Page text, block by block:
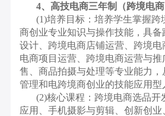
4、高技电商三年制（跨境电商
(1)培养目标：培养学生掌握跨
商创业专业知识与操作技能，具备
设计、跨境电商店铺运营、跨境
电商项目运营、跨境电商运营与推
售、商品拍摄与处理等专业能力
管理和电跨境商创业的技能应用型
(2)核心课程：跨境电商选品开
应用、手机摄影与剪辑、创新创业